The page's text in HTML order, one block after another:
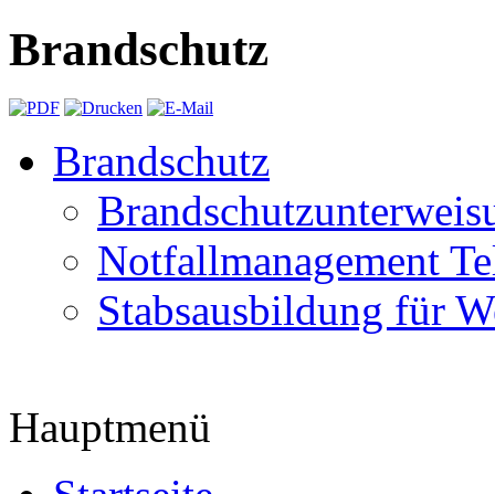
Brandschutz
Brandschutz
Notfallmanagement
Stabsausbildung für
Hauptmenü